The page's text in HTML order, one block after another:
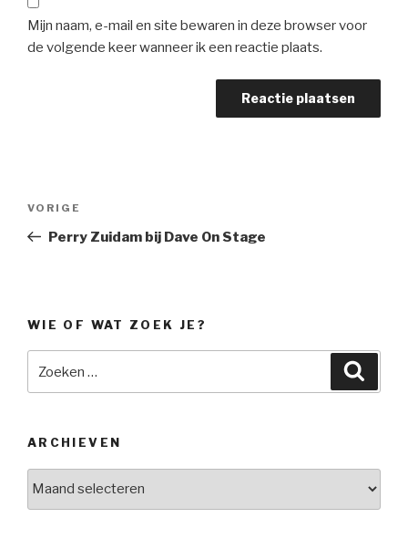
Mijn naam, e-mail en site bewaren in deze browser voor
de volgende keer wanneer ik een reactie plaats.
Vorig
bericht
VORIGE
Perry Zuidam bij Dave On Stage
WIE OF WAT ZOEK JE?
naar:
ARCHIEVEN